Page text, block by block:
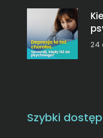
24
Szybki dostęp